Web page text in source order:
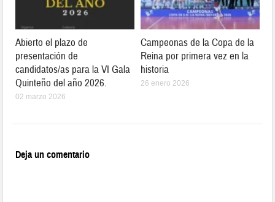
Abierto el plazo de
presentación de
candidatos/as para la VI Gala
Quinteño del año 2026.
02 marzo 2026
Campeonas de la Copa de la
Reina por primera vez en la
historia
26 enero 2026
Deja un comentario